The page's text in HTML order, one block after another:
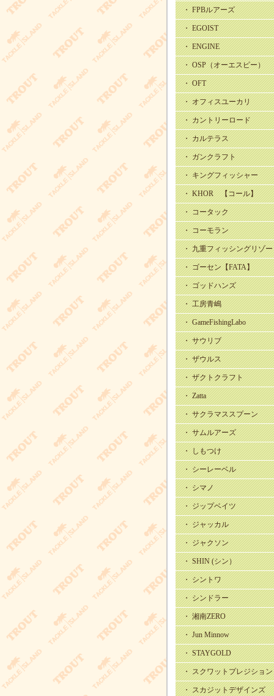
・ FPBルアーズ
・ EGOIST
・ ENGINE
・ OSP（オーエスピー）
・ OFT
・ オフィスユーカリ
・ カントリーロード
・ カルテラス
・ ガンクラフト
・ キングフィッシャー
・ KHOR 【コール】
・ コータック
・ コーモラン
・ 九重フィッシングリゾ
・ ゴーセン【FATA】
・ ゴッドハンズ
・ 工房青嶋
・ GameFishingLabo
・ サウリブ
・ ザウルス
・ ザクトクラフト
・ Zatta
・ サクラマススプーン
・ サムルアーズ
・ しもつけ
・ シーレーベル
・ シマノ
・ ジップベイツ
・ ジャッカル
・ ジャクソン
・ SHIN (シン）
・ シントワ
・ シンドラー
・ 湘南ZERO
・ Jun Minnow
・ STAYGOLD
・ スクワットプレジション
・ スカジットデザインズ